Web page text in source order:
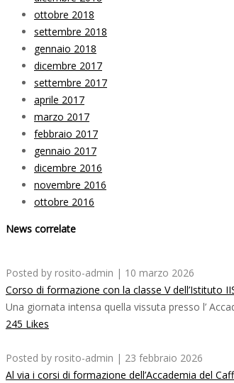
ottobre 2018
settembre 2018
gennaio 2018
dicembre 2017
settembre 2017
aprile 2017
marzo 2017
febbraio 2017
gennaio 2017
dicembre 2016
novembre 2016
ottobre 2016
News correlate
Posted by rosito-admin | 10 marzo 2026
Corso di formazione con la classe V dell’Istituto
Una giornata intensa quella vissuta presso l’
245 Likes
Posted by rosito-admin | 23 febbraio 2026
Al via i corsi di formazione dell’Accademia del